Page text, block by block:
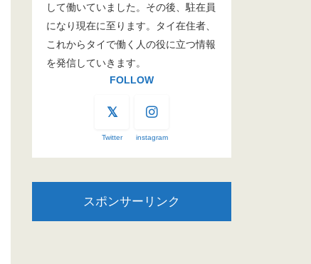
して働いていました。その後、駐在員
になり現在に至ります。タイ在住者、
これからタイで働く人の役に立つ情報
を発信していきます。
FOLLOW
Twitter instagram
スポンサーリンク